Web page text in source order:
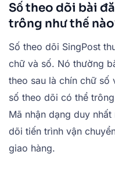
Số theo dõi bài
trông như thế
Số theo dõi SingPost
chữ và số. Nó thường
theo sau là chín chữ số
số theo dõi có thể
Mã nhận dạng duy
dõi tiến trình vận
giao hàng.